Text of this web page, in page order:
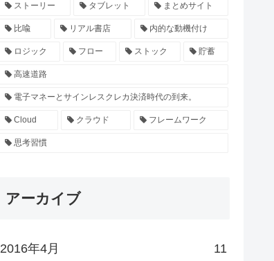
ストーリー タブレット まとめサイト
比喩 リアル書店 内的な動機付け
ロジック フロー ストック 貯蓄
高速道路
電子マネーとサインレスクレカ決済時代の到来。
Cloud クラウド フレームワーク
思考習慣
アーカイブ
2016年4月 11